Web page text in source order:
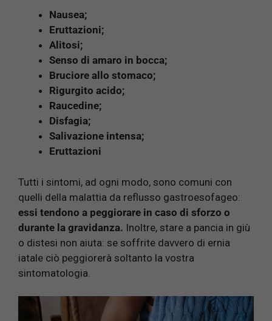
Nausea;
Eruttazioni;
Alitosi;
Senso di amaro in bocca;
Bruciore allo stomaco;
Rigurgito acido;
Raucedine;
Disfagia;
Salivazione intensa;
Eruttazioni
Tutti i sintomi, ad ogni modo, sono comuni con
quelli della malattia da reflusso gastroesofageo:
essi tendono a peggiorare in caso di sforzo o
durante la gravidanza. Inoltre, stare a pancia in giù
o distesi non aiuta: se soffrite davvero di ernia
iatale ciò peggiorerà soltanto la vostra
sintomatologia.